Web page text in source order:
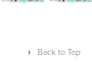
↑ Back to Top